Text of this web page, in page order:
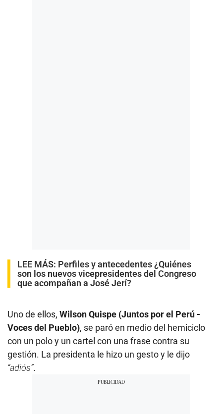
LEE MÁS: Perfiles y antecedentes ¿Quiénes
son los nuevos vicepresidentes del Congreso
que acompañan a José Jerí?
Uno de ellos, Wilson Quispe (Juntos por el Perú -
Voces del Pueblo), se paró en medio del hemiciclo
con un polo y un cartel con una frase contra su
gestión. La presidenta le hizo un gesto y le dijo
“adiós”.